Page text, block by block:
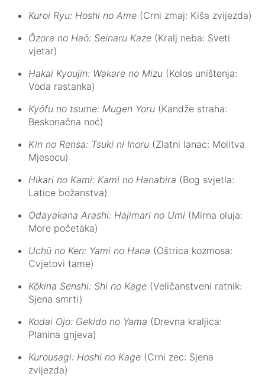
Kuroi Ryu: Hoshi no Ame (Crni zmaj: Kiša zvijezda)
Ōzora no Haō: Seinaru Kaze (Kralj neba: Sveti
vjetar)
Hakai Kyoujin: Wakare no Mizu (Kolos uništenja:
Voda rastanka)
Kyōfu no tsume: Mugen Yoru (Kandže straha:
Beskonačna noć)
Kin no Rensa: Tsuki ni Inoru (Zlatni lanac: Molitva
Mjesecu)
Hikari no Kami: Kami no Hanabira (Bog svjetla:
Latice božanstva)
Odayakana Arashi: Hajimari no Umi (Mirna oluja:
More početaka)
Uchū no Ken: Yami no Hana (Oštrica kozmosa:
Cvjetovi tame)
Kōkina Senshi: Shi no Kage (Veličanstveni ratnik:
Sjena smrti)
Kodai Ojo: Gekido no Yama (Drevna kraljica:
Planina gnjeva)
Kurousagi: Hoshi no Kage (Crni zec: Sjena
zvijezda)